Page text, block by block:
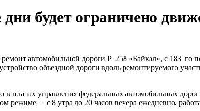
будет ограничено
автомобильной дороги Р–258 «Байкал», с 183–го
объездной дороги вдоль ремонтируемого
планах управления федеральных автомобильных
режиме — с 8 утра до 20 часов вечера ежедневно,